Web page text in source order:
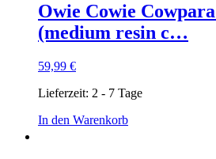
Owie Cowie
(medium resin c…
59,99 €
Lieferzeit: 2 - 7 Tage
In den Warenkorb